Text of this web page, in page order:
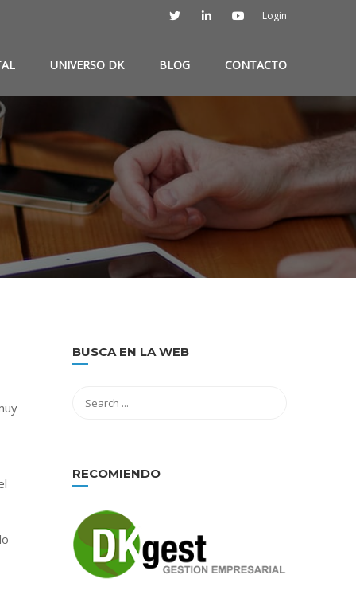
Login
UNIVERSO DK BLOG CONTACTO
BUSCA EN LA WEB
RECOMIENDO